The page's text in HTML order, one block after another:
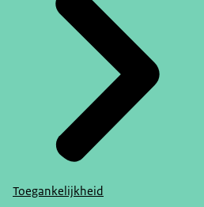
Toegankelijkheid